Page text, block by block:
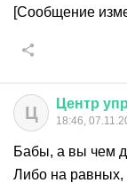
[Сообщение
Ц Центр
18:46,
Бабы, а вы чем
Либо на равных,